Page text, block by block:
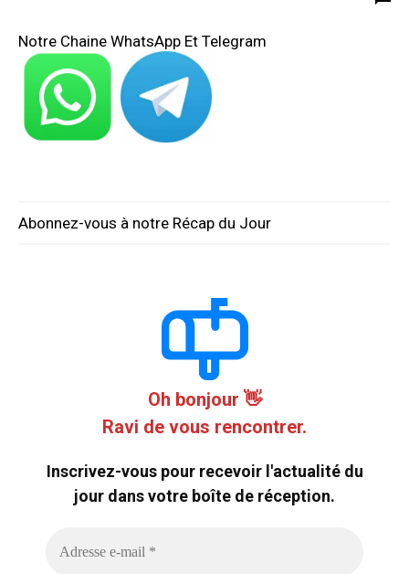
Notre Chaine WhatsApp Et Telegram
Abonnez-vous à notre Récap du Jour
Oh bonjour 👋
Ravi de vous rencontrer.
Inscrivez-vous pour recevoir l'actualité du
jour dans votre boîte de réception.